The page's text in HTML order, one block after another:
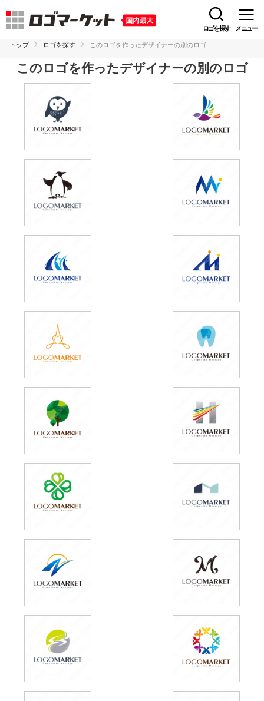
ロゴを探す メニュー
トップ ロゴを探す このロゴを作ったデザイナーの別のロゴ
このロゴを作ったデザイナーの別のロゴ